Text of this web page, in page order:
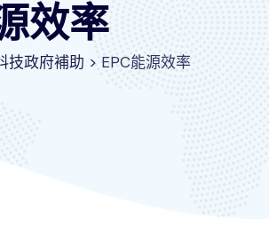
效率
技政府補助 > EPC能源效率